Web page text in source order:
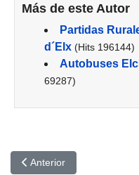
Más de este Autor
Partidas
d´Elx (Hits 196144)
Autobuses
69287)
Artículo anterior: Qué son
Anterior